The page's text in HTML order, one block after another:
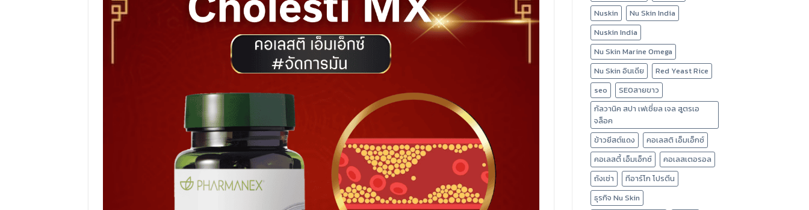
Nuskin
Nu Skin India
Nuskin India
Nu Skin Marine Omega
Nu Skin อินเดีย
Red Yeast Rice
seo
SEOสายขาว
กัลวานิค สปา เฟเชี่ยล เจล สูตรเอ
จล็อค
ข้าวยีสต์แดง
คอเลสติ เอ็มเอ็กซ์
คอเลสตี้ เอ็มเอ็กซ์
คอเลสเตอรอล
ถังเช่า
ทีอาร์โก โปรตีน
ธุรกิจ Nu Skin